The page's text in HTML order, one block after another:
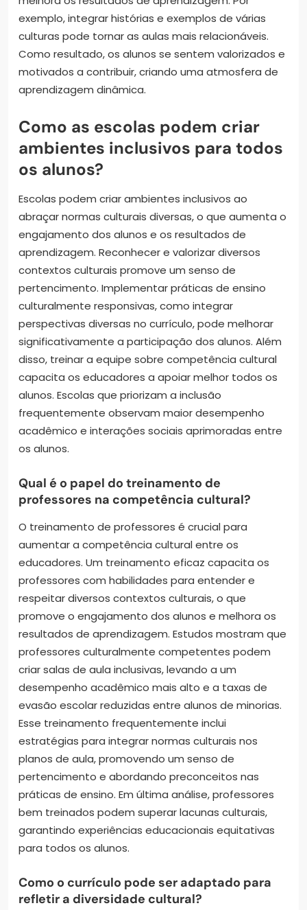
exemplo, integrar histórias e exemplos de várias
culturas pode tornar as aulas mais relacionáveis.
Como resultado, os alunos se sentem valorizados e
motivados a contribuir, criando uma atmosfera de
aprendizagem dinâmica.
Como as escolas podem criar
ambientes inclusivos para todos
os alunos?
Escolas podem criar ambientes inclusivos ao
abraçar normas culturais diversas, o que aumenta o
engajamento dos alunos e os resultados de
aprendizagem. Reconhecer e valorizar diversos
contextos culturais promove um senso de
pertencimento. Implementar práticas de ensino
culturalmente responsivas, como integrar
perspectivas diversas no currículo, pode melhorar
significativamente a participação dos alunos. Além
disso, treinar a equipe sobre competência cultural
capacita os educadores a apoiar melhor todos os
alunos. Escolas que priorizam a inclusão
frequentemente observam maior desempenho
acadêmico e interações sociais aprimoradas entre
os alunos.
Qual é o papel do treinamento de
professores na competência cultural?
O treinamento de professores é crucial para
aumentar a competência cultural entre os
educadores. Um treinamento eficaz capacita os
professores com habilidades para entender e
respeitar diversos contextos culturais, o que
promove o engajamento dos alunos e melhora os
resultados de aprendizagem. Estudos mostram que
professores culturalmente competentes podem
criar salas de aula inclusivas, levando a um
desempenho acadêmico mais alto e a taxas de
evasão escolar reduzidas entre alunos de minorias.
Esse treinamento frequentemente inclui
estratégias para integrar normas culturais nos
planos de aula, promovendo um senso de
pertencimento e abordando preconceitos nas
práticas de ensino. Em última análise, professores
bem treinados podem superar lacunas culturais,
garantindo experiências educacionais equitativas
para todos os alunos.
Como o currículo pode ser adaptado para
refletir a diversidade cultural?